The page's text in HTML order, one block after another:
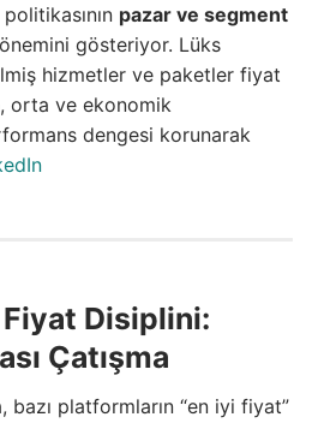
pazar ve segment
gösteriyor. Lüks
hizmetler ve paketler fiyat
orta ve ekonomik
dengesi korunarak
Disiplini:
Çatışma
platformların “en iyi fiyat”